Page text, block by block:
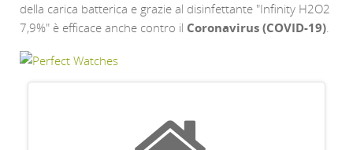
della carica batterica e grazie al disinfettante "Infinity H2O2
7,9%" è efficace anche contro il Coronavirus (COVID-19).
uhren